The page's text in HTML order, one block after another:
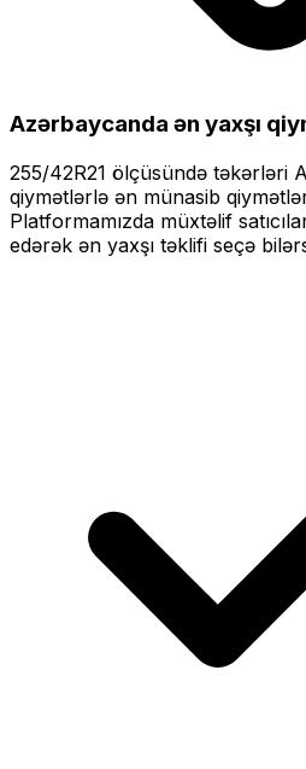
Azərbaycanda ən yaxşı
255/42R21 ölçüsündə təkərləri
qiymətlərlə ən münasib
Platformamızda müxtəlif
edərək ən yaxşı təklifi seçə